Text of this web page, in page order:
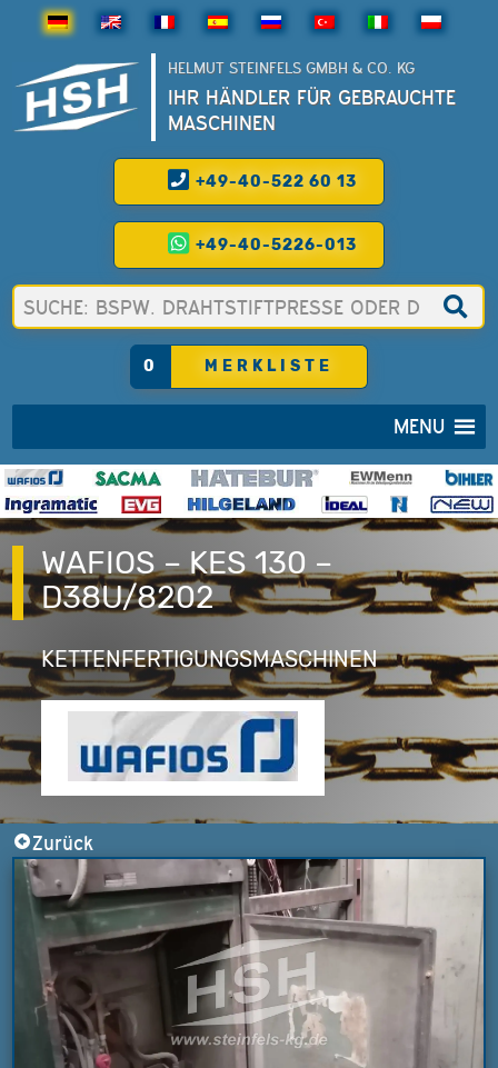
HELMUT STEINFELS GMBH & CO. KG
IHR HÄNDLER FÜR GEBRAUCHTE
MASCHINEN
+49-40-522 60 13
+49-40-5226-013
0 MERKLISTE
MENU
WAFIOS – KES 130 –
D38U/8202
KETTENFERTIGUNGSMASCHINEN
Zurück